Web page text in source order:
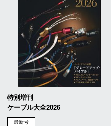
特別増刊
ケーブル大全2026
最新号